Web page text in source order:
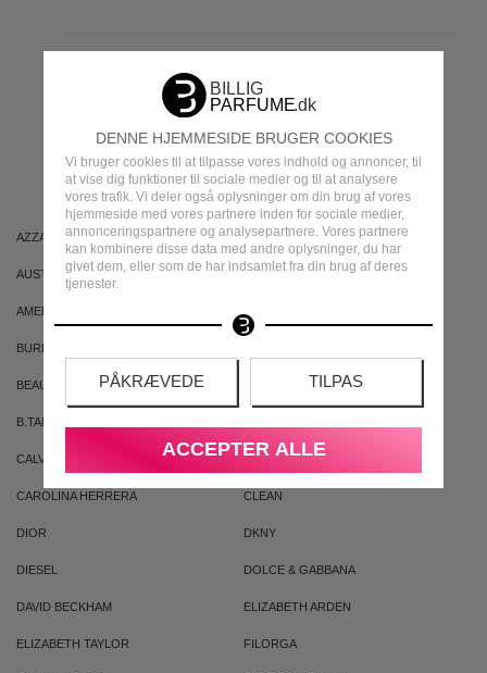
DENNE HJEMMESIDE BRUGER COOKIES
Vi bruger cookies til at tilpasse vores indhold og annoncer, til
at vise dig funktioner til sociale medier og til at analysere
vores trafik. Vi deler også oplysninger om din brug af vores
hjemmeside med vores partnere inden for sociale medier,
annonceringspartnere og analysepartnere. Vores partnere
kan kombinere disse data med andre oplysninger, du har
givet dem, eller som de har indsamlet fra din brug af deres
tjenester.
PÅKRÆVEDE TILPAS
ACCEPTER ALLE
MEST POPULÆRE
MÆRKER
AZZARO ARIANA GRANDE
AUSTRALIAN GOLD AUSTRALIAN BODYCARE
AMERICAN CREW
BURBERRY
BEAUTE PACIFIQUE BADEANSTALTEN
B.TAN
CALVIN KLEIN CACHAREL
CAROLINA HERRERA CLEAN
DIOR DKNY
DIESEL DOLCE & GABBANA
DAVID BECKHAM ELIZABETH ARDEN
ELIZABETH TAYLOR FILORGA